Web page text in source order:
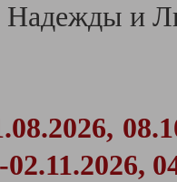
Надежды и